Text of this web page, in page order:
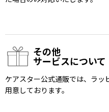
その他
サービスについて
ケアスター公式通販では、ラ
用意しております。